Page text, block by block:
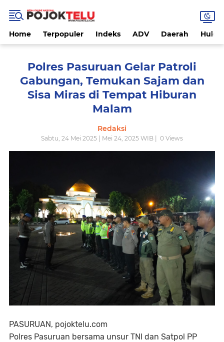
Home Terpopuler Indeks ADV Daerah
Polres Pasuruan Gelar Patroli
Gabungan, Temukan Sajam dan
Sisa Miras di Tempat Hiburan
Malam
Redaksi
Sabtu, 24 Mei 2025 | Mei 24, 2025 WIB | 0 Views
PASURUAN, pojoktelu.com
Polres Pasuruan bersama unsur TNI dan Satpol PP